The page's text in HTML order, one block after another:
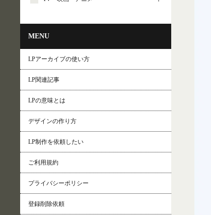
MENU
LPアーカイブの使い方
LP関連記事
LPの意味とは
デザインの作り方
LP制作を依頼したい
ご利用規約
プライバシーポリシー
登録削除依頼